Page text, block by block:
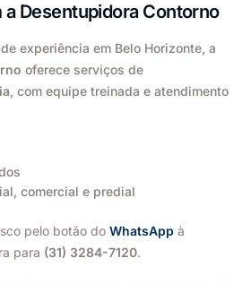
Desentupidora Contorno
experiência em Belo Horizonte, a
oferece serviços de
, com equipe treinada e atendimento
comercial e predial
pelo botão do WhatsApp à
para (31) 3284-7120.